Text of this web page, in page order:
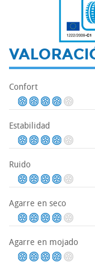
Confort
Estabilidad
Ruido
Agarre en seco
Agarre en mojado